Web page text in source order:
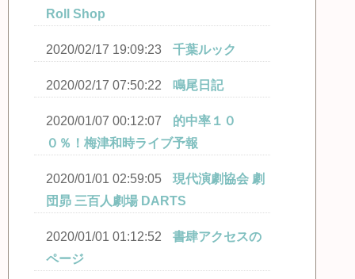
Roll Shop
2020/02/17 19:09:23 千葉ルック
2020/02/17 07:50:22 鳴尾日記
2020/01/07 00:12:07
的中率１０
０％！梅津和時ライブ予報
2020/01/01 02:59:05
現代演劇協会 劇
団昴 三百人劇場 DARTS
2020/01/01 01:12:52
書肆アクセスの
ページ